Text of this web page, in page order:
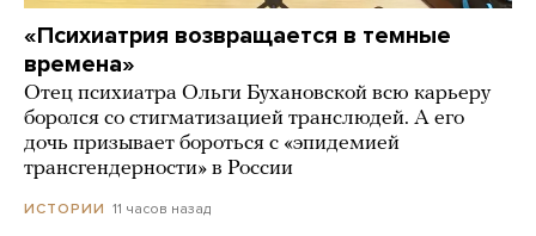
«Психиатрия возвращается в темные
времена»
Отец психиатра Ольги Бухановской всю карьеру
боролся со стигматизацией транслюдей. А его
дочь призывает бороться с «эпидемией
трансгендерности» в России
ИСТОРИИ 11 часов назад